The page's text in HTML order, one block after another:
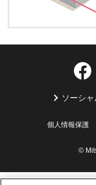
ソーシ
個人情報保護
©